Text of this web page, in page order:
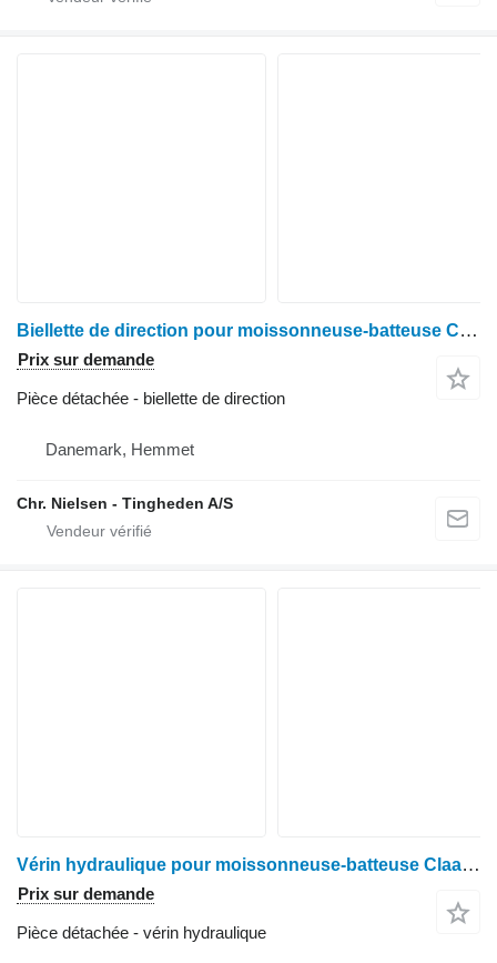
Biellette de direction pour moissonneuse-batteuse Claas Lexion 600
Prix sur demande
Pièce détachée - biellette de direction
Danemark, Hemmet
Chr. Nielsen - Tingheden A/S
Vérin hydraulique pour moissonneuse-batteuse Claas Lexion 600
Prix sur demande
Pièce détachée - vérin hydraulique